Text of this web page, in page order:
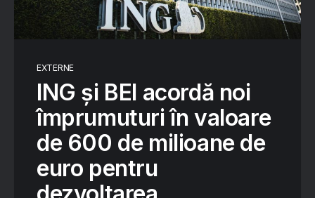
EXTERNE
ING și BEI acordă noi
împrumuturi în valoare
de 600 de milioane de
euro pentru